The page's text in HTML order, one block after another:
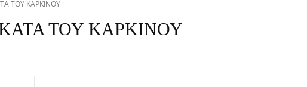
ΤΟΥ ΚΑΡΚΙΝΟΥ
ΤΟΥ ΚΑΡΚΙΝΟΥ